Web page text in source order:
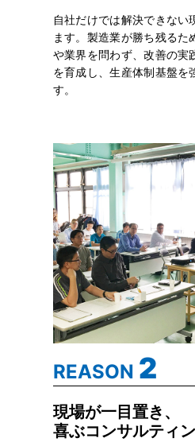
自社だけでは解決できない
ます。製造業が勝ち残るた
や業界を問わず、改善の実
を育成し、生産体制基盤を
す。
REASON 2
現場が一目置き、
喜ぶコンサルティ